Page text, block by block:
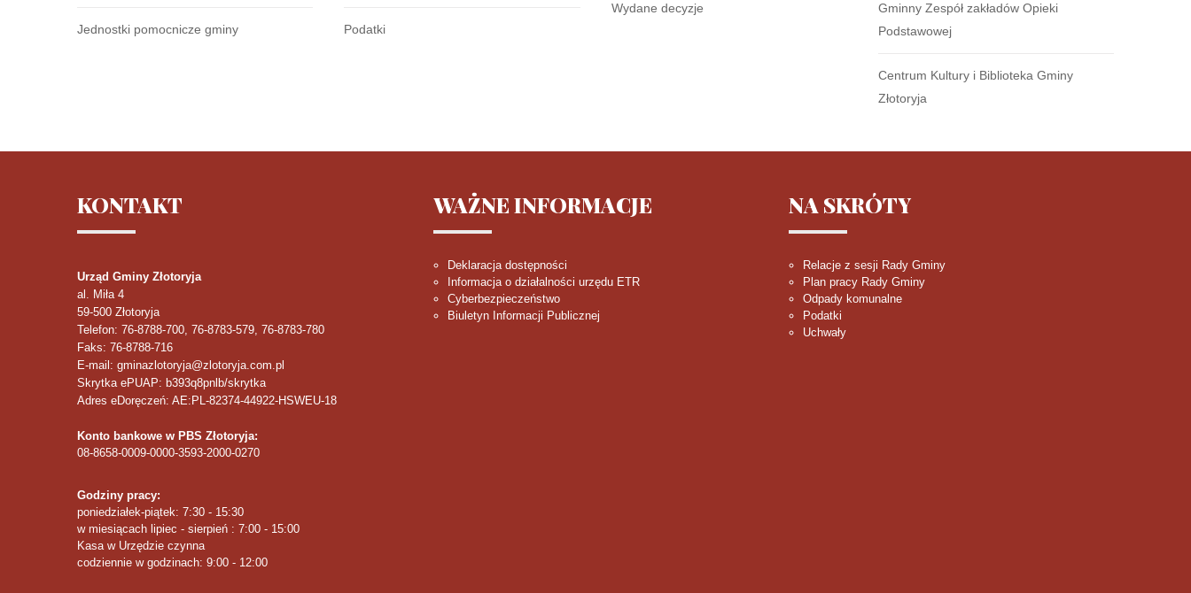
Jednostki pomocnicze gminy Podatki
Wydane decyzje
Gminny Zespół zakładów Opieki
Podstawowej
Centrum Kultury i Biblioteka Gminy
Złotoryja
KONTAKT
Urząd Gminy Złotoryja
al. Miła 4
59-500 Złotoryja
Telefon: 76-8788-700, 76-8783-579, 76-8783-780
Faks: 76-8788-716
E-mail: gminazlotoryja@zlotoryja.com.pl
Skrytka ePUAP: b393q8pnlb/skrytka
Adres eDoręczeń: AE:PL-82374-44922-HSWEU-18
Konto bankowe w PBS Złotoryja:
08-8658-0009-0000-3593-2000-0270
Godziny pracy:
poniedziałek-piątek: 7:30 - 15:30
w miesiącach lipiec - sierpień : 7:00 - 15:00
Kasa w Urzędzie czynna
codziennie w godzinach: 9:00 - 12:00
WAŻNEINFORMACJE
Deklaracja dostępności
Informacja o działalności urzędu ETR
Cyberbezpieczeństwo
Biuletyn Informacji Publicznej
NA SKRÓTY
Relacje z sesji Rady Gminy
Plan pracy Rady Gminy
Odpady komunalne
Podatki
Uchwały